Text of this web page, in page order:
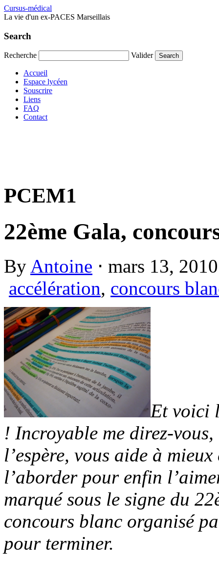
Cursus-médical
La vie d'un ex-PACES Marseillais
Search
Recherche Valider
Accueil
Espace lycéen
Souscrire
Liens
FAQ
Contact
PCEM1
22ème Gala,
By Antoine ⋅ mars 13,
accélération, concours
Et voici
! Incroyable me direz-
l’espère, vous aide à
l’aborder pour enfin
marqué sous le signe du
concours blanc organisé
pour terminer.